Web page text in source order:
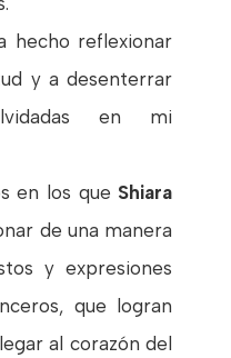
hecho reflexionar
y a desenterrar
en mi
en los que Shiara
de una manera
y expresiones
que logran
al corazón del